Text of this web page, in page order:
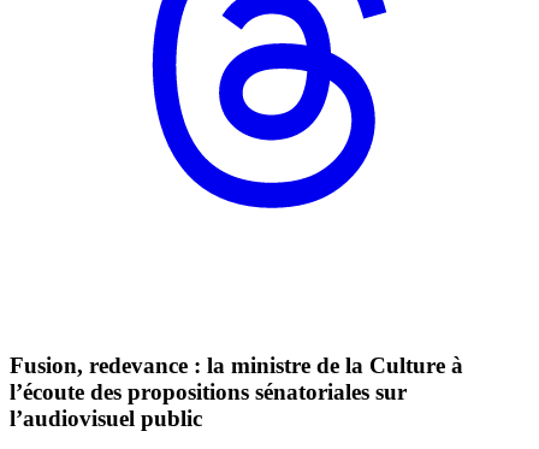
Fusion, redevance : la ministre de la Culture à
l’écoute des propositions sénatoriales sur
l’audiovisuel public